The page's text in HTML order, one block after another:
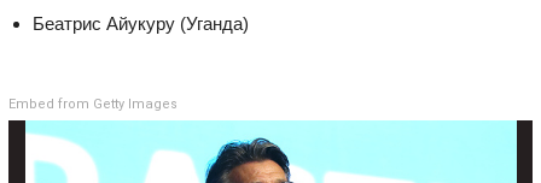
Беатрис Айукуру (Уганда)
Embed from Getty Images